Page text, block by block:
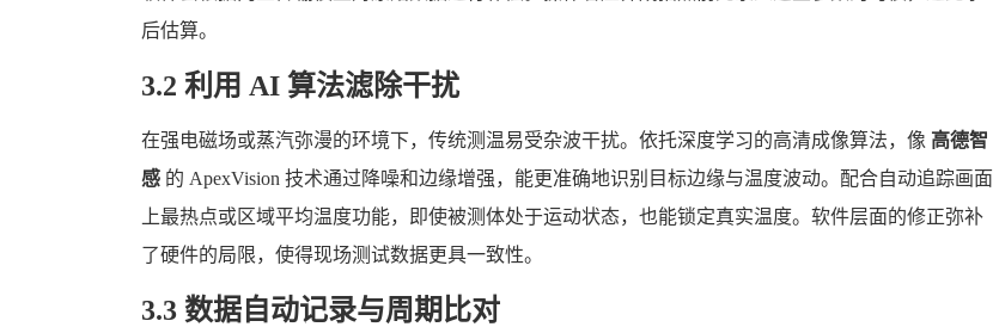
后估算。
3.2 利用 AI 算法滤除干扰
在强电磁场或蒸汽弥漫的环境下，传统测温易受杂波干扰。依托深度学习的高清成像算法，像 高德智
感的 ApexVision 技术通过降噪和边缘增强，能更准确地识别目标边缘与温度波动。配合自动追踪画面
上最热点或区域平均温度功能，即使被测体处于运动状态，也能锁定真实温度。软件层面的修正弥补
了硬件的局限，使得现场测试数据更具一致性。
3.3 数据自动记录与周期比对